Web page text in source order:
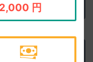
2,000 円
比較